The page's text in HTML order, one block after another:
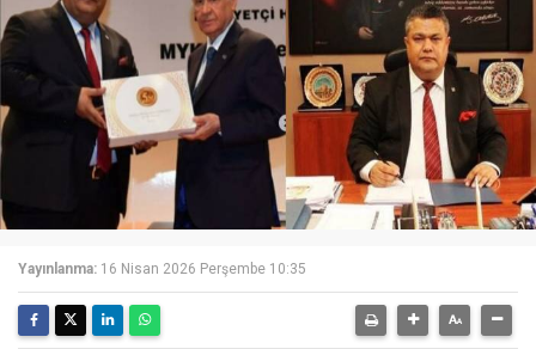
Yayınlanma: 16 Nisan 2026 Perşembe 10:35